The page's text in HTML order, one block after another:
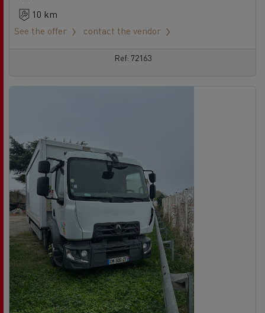
10 km
See the offer
contact the vendor
Ref: 72163